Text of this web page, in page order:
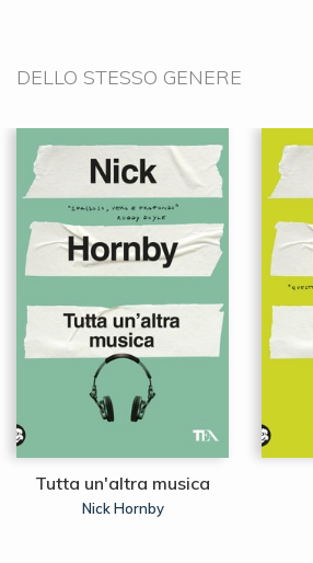
DELLO STESSO GENERE
Tutta un'altra musica
Nick Hornby